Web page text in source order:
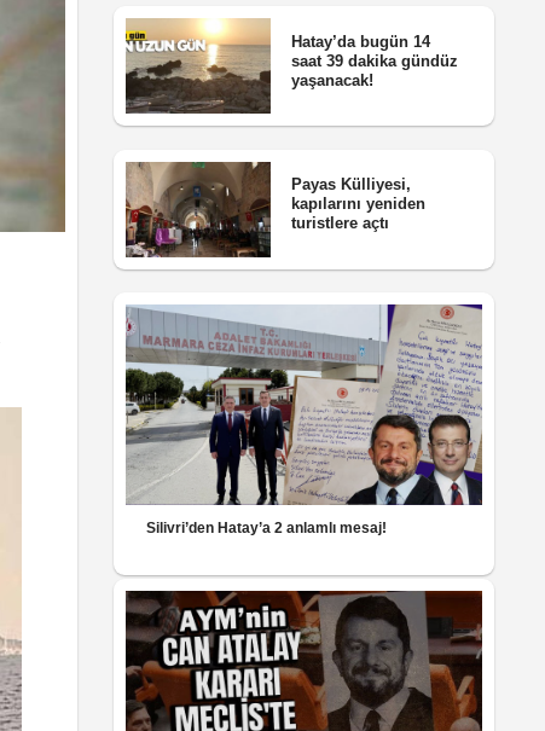
Hatay’da bugün 14
saat 39 dakika gündüz
yaşanacak!
Payas Külliyesi,
kapılarını yeniden
turistlere açtı
Silivri’den Hatay’a 2 anlamlı mesaj!